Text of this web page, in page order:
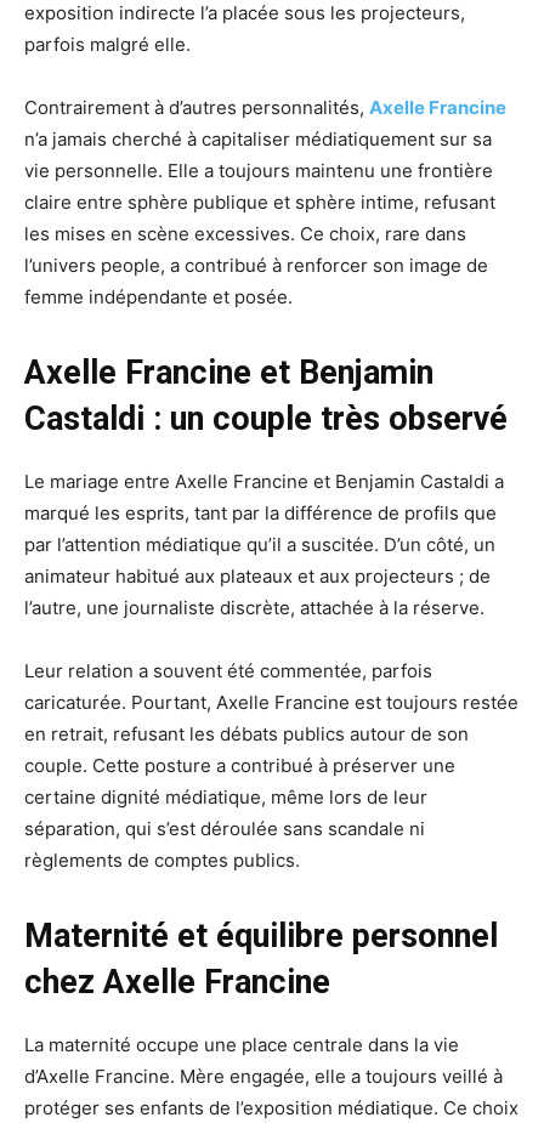
exposition indirecte l’a placée sous les projecteurs,
parfois malgré elle.
Contrairement à d’autres personnalités, Axelle Francine
n’a jamais cherché à capitaliser médiatiquement sur sa
vie personnelle. Elle a toujours maintenu une frontière
claire entre sphère publique et sphère intime, refusant
les mises en scène excessives. Ce choix, rare dans
l’univers people, a contribué à renforcer son image de
femme indépendante et posée.
Axelle Francine et Benjamin
Castaldi : un couple très observé
Le mariage entre Axelle Francine et Benjamin Castaldi a
marqué les esprits, tant par la différence de profils que
par l’attention médiatique qu’il a suscitée. D’un côté, un
animateur habitué aux plateaux et aux projecteurs ; de
l’autre, une journaliste discrète, attachée à la réserve.
Leur relation a souvent été commentée, parfois
caricaturée. Pourtant, Axelle Francine est toujours restée
en retrait, refusant les débats publics autour de son
couple. Cette posture a contribué à préserver une
certaine dignité médiatique, même lors de leur
séparation, qui s’est déroulée sans scandale ni
règlements de comptes publics.
Maternité et équilibre personnel
chez Axelle Francine
La maternité occupe une place centrale dans la vie
d’Axelle Francine. Mère engagée, elle a toujours veillé à
protéger ses enfants de l’exposition médiatique. Ce choix